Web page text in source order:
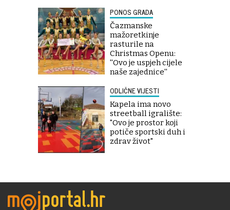
PONOS GRADA
Čazmanske
mažoretkinje
rasturile na
Christmas Openu:
''Ovo je uspjeh cijele
naše zajednice''
ODLIČNE VIJESTI
Kapela ima novo
streetball igralište:
"Ovo je prostor koji
potiče sportski duh i
zdrav život"